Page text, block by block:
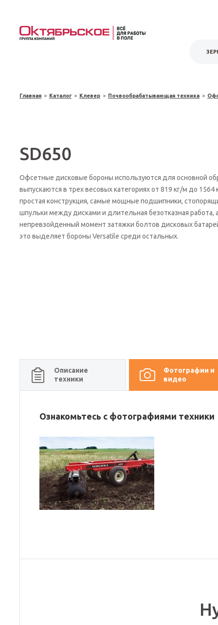
Главная > Каталог > Клевер > Почвообрабатывающая техника >
SD650
Офсетные дисковые бороны используются для основной
выпускаются в трех весовых категориях от 819 кг/м до
простая конструкция, самые мощные подшипники,
шпульки между дисками и длительная безотказная работа,
непревзойденный момент затяжки болтов дисковых
это выделяет бороны Versatile среди остальных.
Описание
техники
Фотографии и
видео
Ознакомьтесь с фотографиями техники